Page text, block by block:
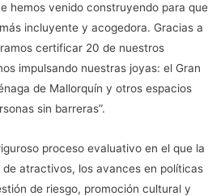
hemos venido construyendo para que
incluyente y acogedora. Gracias a
certificar 20 de nuestros
impulsando nuestras joyas: el Gran
de Mallorquín y otros espacios
sin barreras”.
proceso evaluativo en el que la
atractivos, los avances en políticas
de riesgo, promoción cultural y